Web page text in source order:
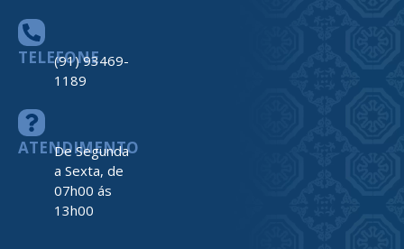
TELEFONE
(91) 93469-
1189
ATENDIMENTO
De Segunda
a Sexta, de
07h00 ás
13h00